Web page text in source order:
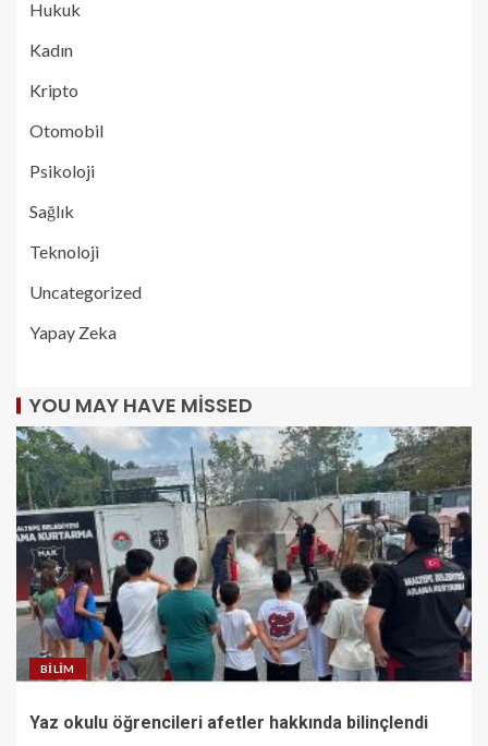
Hukuk
Kadın
Kripto
Otomobil
Psikoloji
Sağlık
Teknoloji
Uncategorized
Yapay Zeka
YOU MAY HAVE MISSED
BILIM
Yaz okulu öğrencileri afetler hakkında bilinçlendi